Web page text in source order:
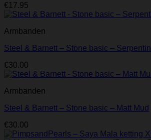
€17.95
Armbanden
Steel & Barnett – Stone basic –
€30.00
Armbanden
Steel & Barnett – Stone basic – Matt Mud
€30.00